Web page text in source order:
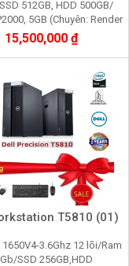
512GB, HDD 500GB/
5GB (Chuyên: Render
video máy ảo,cầy giả lập
youtube, tiktok)
15,500,000 ₫
T5810 (01)
1650V4-3.6Ghz 12 lõi/Ram
SSD 256GB,HDD